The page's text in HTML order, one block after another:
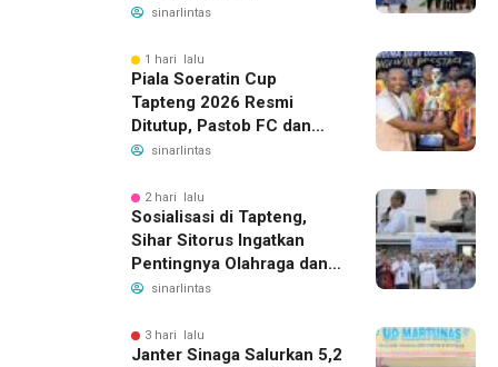
Ketenagakerjaan, Manfaat
Juta
sinarlintas
1 hari lalu
Piala Soeratin Cup
Tapteng 2026 Resmi
Ditutup, Pastob FC dan
Sahata FC Barus Raih
sinarlintas
2 hari lalu
Sosialisasi di Tapteng,
Sihar Sitorus Ingatkan
Pentingnya Olahraga dan
Deteksi Dini Penyakit
sinarlintas
3 hari lalu
Janter Sinaga Salurkan 5,2